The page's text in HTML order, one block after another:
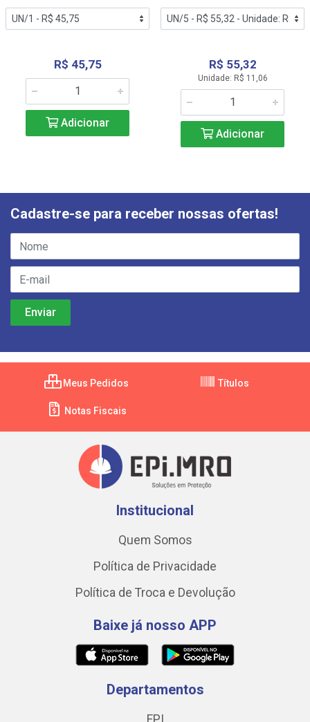
R$ 45,75
Adicionar
R$ 55,32
Unidade: R$ 11,06
Adicionar
Cadastre-se para receber nossas ofertas!
Meus Pedidos Títulos
Notas Fiscais
Institucional
Quem Somos
Política de Privacidade
Política de Troca e Devolução
Baixe já nosso APP
Departamentos